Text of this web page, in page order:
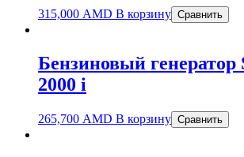
315,000 AMD В корзину Сравнить
Бензиновый генератор
2000 i
265,700 AMD В корзину Сравнить